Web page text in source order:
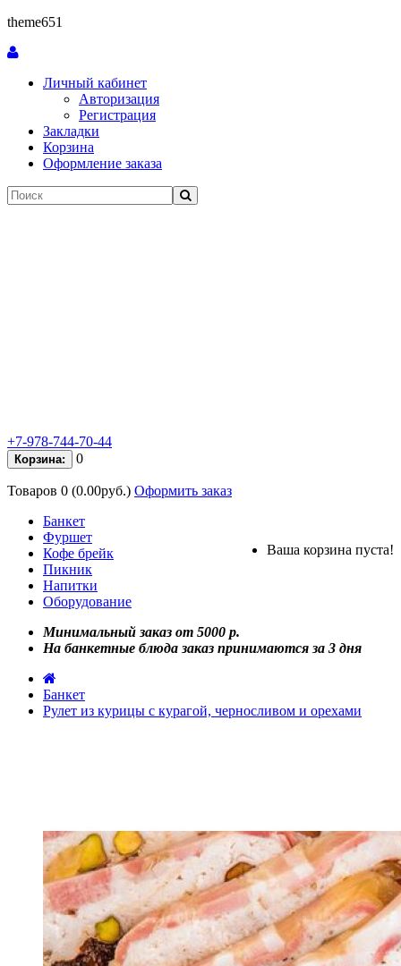
theme651
Личный кабинет
Авторизация
Регистрация
Закладки
Корзина
Оформление заказа
+7-978-744-70-44
Корзина: 0
Товаров 0 (0.00руб.) Оформить заказ
Ваша корзина пуста!
Банкет
Фуршет
Кофе брейк
Пикник
Напитки
Оборудование
Минимальный заказ от 5000 р.
На банкетные блюда заказ принимаются за 3 дня
Банкет
Рулет из курицы с курагой, черносливом и орехами